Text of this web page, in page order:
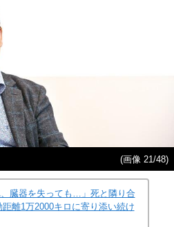
(画像 21/48)
、臓器を失っても…」死と隣り合
離1万2000キロに寄り添い続け